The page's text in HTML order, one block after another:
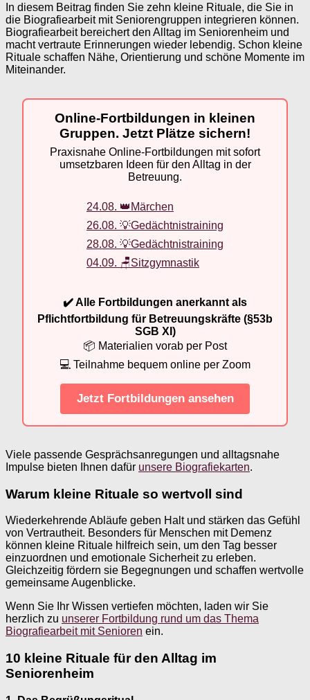
In diesem Beitrag finden Sie zehn kleine Rituale, die Sie in
die Biografiearbeit mit Seniorengruppen integrieren können.
Biografiearbeit bereichert den Alltag im Seniorenheim und
macht vertraute Erinnerungen wieder lebendig. Schon kleine
Rituale schaffen Nähe, Orientierung und schöne Momente im
Miteinander.
Online-Fortbildungen in kleinen
Gruppen. Jetzt Plätze sichern!
Praxisnahe Online-Fortbildungen mit sofort
umsetzbaren Ideen für den Alltag in der
Betreuung.
24.08. 👑Märchen
26.08. 💡Gedächtnistraining
28.08. 💡Gedächtnistraining
04.09. 🪑Sitzgymnastik
✔️ Alle Fortbildungen anerkannt als
Pflichtfortbildung für Betreuungskräfte (§53b
SGB XI)
📦 Materialien vorab per Post
💻 Teilnahme bequem online per Zoom
Jetzt Fortbildungen ansehen
Viele passende Gesprächsanregungen und alltagsnahe
Impulse bieten Ihnen dafür unsere Biografiekarten.
Warum kleine Rituale so wertvoll sind
Wiederkehrende Abläufe geben Halt und stärken das Gefühl
von Vertrautheit. Besonders für Menschen mit Demenz
können kleine Rituale hilfreich sein, um den Tag besser
einzuordnen und emotionale Sicherheit zu erleben.
Gleichzeitig fördern sie Begegnungen und schaffen wertvolle
gemeinsame Augenblicke.
Wenn Sie Ihr Wissen vertiefen möchten, laden wir Sie
herzlich zu unserer Fortbildung rund um das Thema
Biografiearbeit mit Senioren ein.
10 kleine Rituale für den Alltag im
Seniorenheim